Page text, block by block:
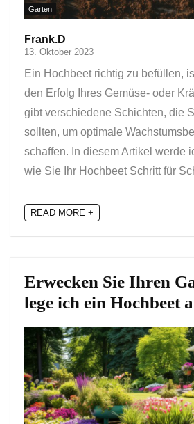
Garten
Frank.D
13. Oktober 2023
Ein Hochbeet richtig zu befüllen,
den Erfolg Ihres Gemüse- oder
gibt verschiedene Schichten, die
sollten, um optimale
schaffen. In diesem Artikel werde
wie Sie Ihr Hochbeet Schritt für
READ MORE +
Erwecken Sie Ihren
lege ich ein Hochbeet